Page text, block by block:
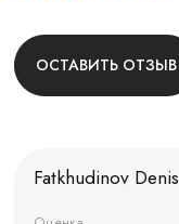
ОСТАВИТЬ ОТЗЫВ
Fatkhudinov Denis